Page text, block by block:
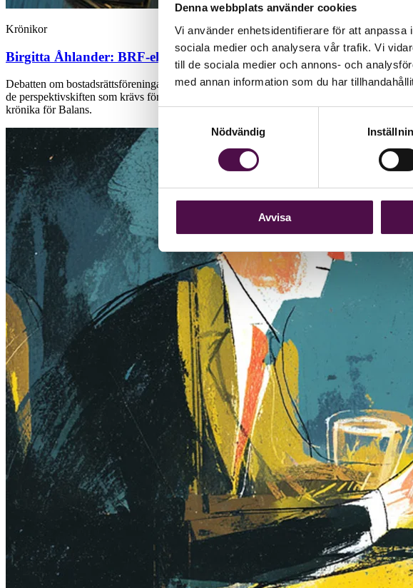
Denna webbplats använder cookies
Vi använder enhetsidentifierare för att
sociala medier och analysera vår trafik. Vi
till de sociala medier och annons- och
med annan information som du har
Nödvändig
Avvisa
Krönikor
Birgitta Åhlander: BRF-ekonomi i förändring – från resultattänk
Debatten om bostadsrättsföreningars ekonomi har under lång tid präglats av
de perspektivskiften som krävs för att förstå vad en ekonomi med långsiktig förmåga att
krönika för Balans.